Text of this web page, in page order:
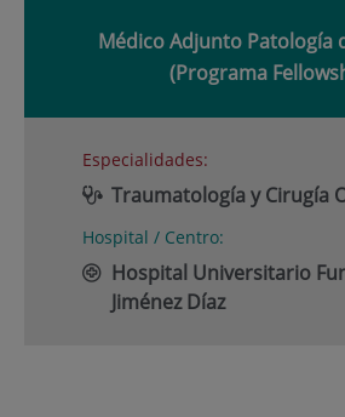
Médico Adjunto Patología
(Programa
Especialidades:
Traumatología y Cirugía
Hospital / Centro:
Hospital Universitario
Jiménez Díaz